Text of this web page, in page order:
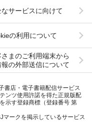
サービスに向けて
の利用について
さまのご利用端末から
の外部送信について
書店・電子書籍配信サービス
ンツ使用許諾を得た正規版配
示す登録商標（登録番号 第
マークを掲示しているサービス